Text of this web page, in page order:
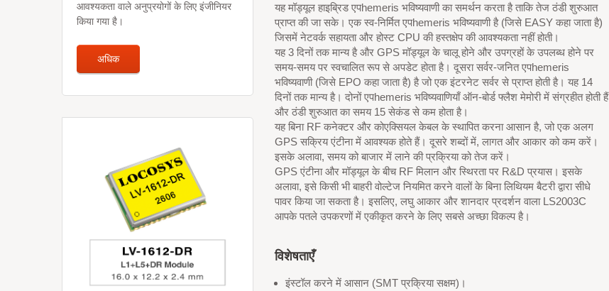
आवश्यकता वाले अनुप्रयोगों के लिए इंजीनियर
किया गया है।
अधिक
यह मॉड्यूल हाइब्रिड एपhemeris भविष्यवाणी का समर्थन करता है ताकि तेज ठंडी शुरुआत
प्राप्त की जा सके। एक स्व-निर्मित एपhemeris भविष्यवाणी है (जिसे EASY कहा जाता है)
जिसमें नेटवर्क सहायता और होस्ट CPU की हस्तक्षेप की आवश्यकता नहीं होती।
यह 3 दिनों तक मान्य है और GPS मॉड्यूल के चालू होने और उपग्रहों के उपलब्ध होने पर
समय-समय पर स्वचालित रूप से अपडेट होता है। दूसरा सर्वर-जनित एपhemeris
भविष्यवाणी (जिसे EPO कहा जाता है) है जो एक इंटरनेट सर्वर से प्राप्त होती है। यह 14
दिनों तक मान्य है। दोनों एपhemeris भविष्यवाणियाँ ऑन-बोर्ड फ्लैश मेमोरी में संग्रहीत होती हैं
और ठंडी शुरुआत का समय 15 सेकंड से कम होता है।
यह बिना RF कनेक्टर और कोएक्सियल केबल के स्थापित करना आसान है, जो एक अलग
GPS सक्रिय एंटीना में आवश्यक होते हैं। दूसरे शब्दों में, लागत और आकार को कम करें।
इसके अलावा, समय को बाजार में लाने की प्रक्रिया को तेज करें।
GPS एंटीना और मॉड्यूल के बीच RF मिलान और स्थिरता पर R&D प्रयास। इसके
अलावा, इसे किसी भी बाहरी वोल्टेज नियमित करने वालों के बिना लिथियम बैटरी द्वारा सीधे
पावर किया जा सकता है। इसलिए, लघु आकार और शानदार प्रदर्शन वाला LS2003C
आपके पतले उपकरणों में एकीकृत करने के लिए सबसे अच्छा विकल्प है।
विशेषताएँ
इंस्टॉल करने में आसान (SMT प्रक्रिया सक्षम)।